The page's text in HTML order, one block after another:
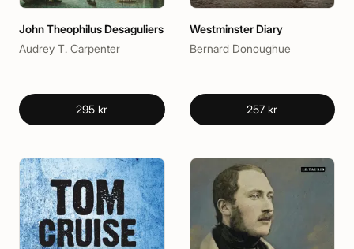
John Theophilus Desaguliers
Audrey T. Carpenter
295 kr
Westminster Diary
Bernard Donoughue
257 kr